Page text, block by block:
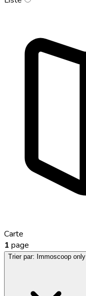
Carte
1 page
Trier par: Immoscoop only